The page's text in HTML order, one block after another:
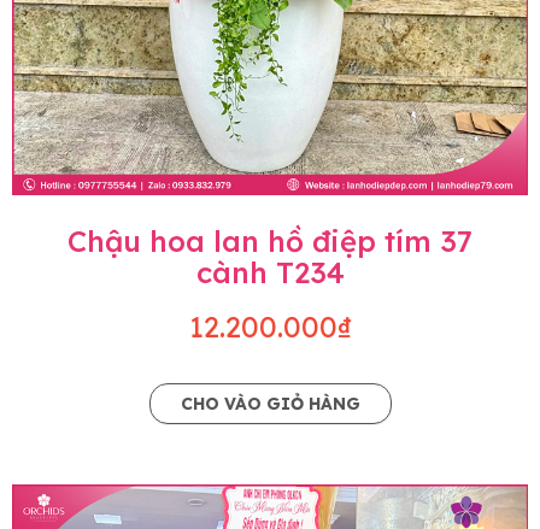
Chậu hoa lan hồ điệp tím 37
cành T234
12.200.000₫
CHO VÀO GIỎ HÀNG